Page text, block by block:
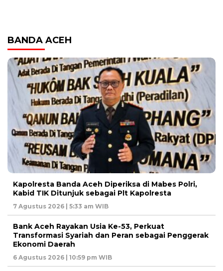
BANDA ACEH
Kapolresta Banda Aceh Diperiksa di Mabes Polri,
Kabid TIK Ditunjuk sebagai Plt Kapolresta
7 Agustus 2026 | 5:33 am WIB
Bank Aceh Rayakan Usia Ke-53, Perkuat
Transformasi Syariah dan Peran sebagai Penggerak
Ekonomi Daerah
6 Agustus 2026 | 10:59 pm WIB